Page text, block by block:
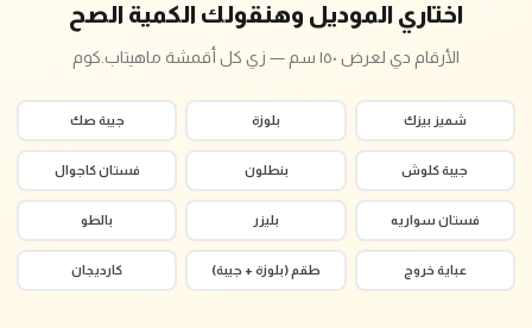
اختاري الموديل وهنقولك الكمية الصح
الأرقام دي لعرض ١٥٠ سم — زي كل أقمشة ماهيتاب.كوم
شميز بيزك بلوزة جيبة صك
جيبة كلوش بنطلون فستان كاجوال
فستان سواريه بليزر بالطو
عباية خروج طقم (بلوزة + جيبة) كارديجان